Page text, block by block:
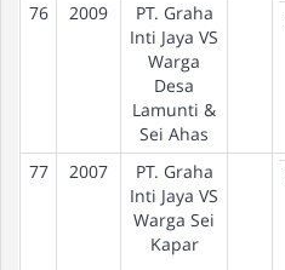
76 2009
PT. Graha
Inti Jaya VS
Warga
Desa
Lamunti &
Sei Ahas
77 2007
PT. Graha
Inti Jaya VS
Warga Sei
Kapar